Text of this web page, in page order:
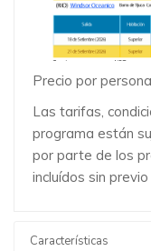
Precio por
Las tarifas,
programa están
por parte de los
incluídos sin
Características